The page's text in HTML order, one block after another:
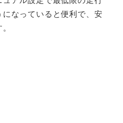
なっていると便利で、安